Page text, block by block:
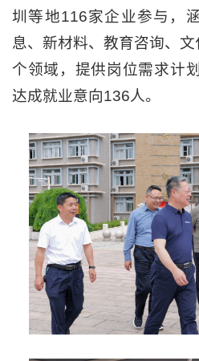
圳等地116家企业参与，
息、新材料、教育咨询、
个领域，提供岗位需求计
达成就业意向136人。